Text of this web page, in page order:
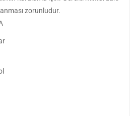
zorunludur.